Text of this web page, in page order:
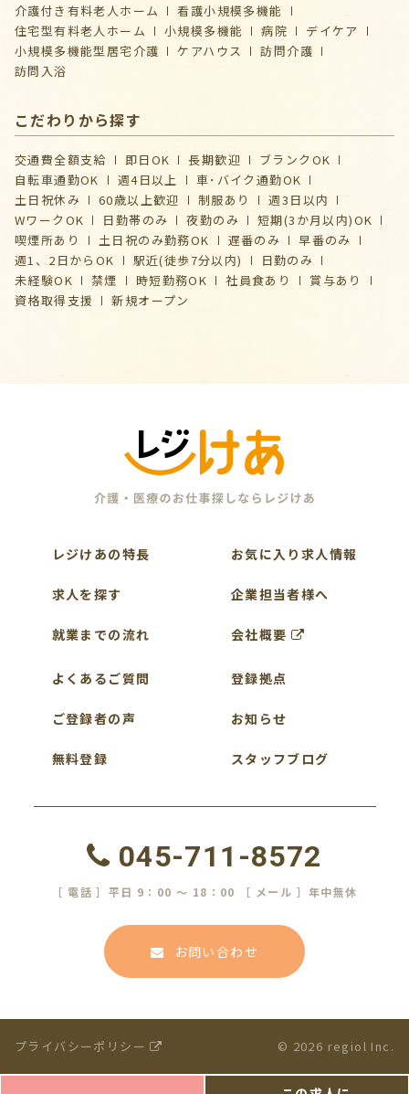
介護付き有料老人ホーム
看護小規模多機能
住宅型有料老人ホーム
小規模多機能 病院
デイケア
⼩規模多機能型居宅介護
ケアハウス
訪問介護
訪問入浴
こだわりから探す
交通費全額支給 即日OK 長期歓迎
ブランクOK
自転車通勤OK
週4日以上
車･バイク通勤OK
土日祝休み
60歳以上歓迎 制服あり
週3日以内
WワークOK
日勤帯のみ 夜勤のみ
短期(3か月以内)OK
喫煙所あり
土日祝のみ勤務OK 遅番のみ
早番のみ
週1、2日からOK
駅近(徒歩7分以内)
日勤のみ
未経験OK
禁煙 時短勤務OK 社員食あり
賞与あり
資格取得支援
新規オープン
レジけあの特長
求人を探す
就業までの流れ
よくあるご質問
ご登録者の声
無料登録
お気に入り求人情報
企業担当者様へ
会社概要
登録拠点
お知らせ
スタッフブログ
045-711-8572
［ 電話 ］平日 9：00 ～ 18：00 ［ メール ］年中無休
お問い合わせ
プライバシーポリシー © 2026 regiol Inc.